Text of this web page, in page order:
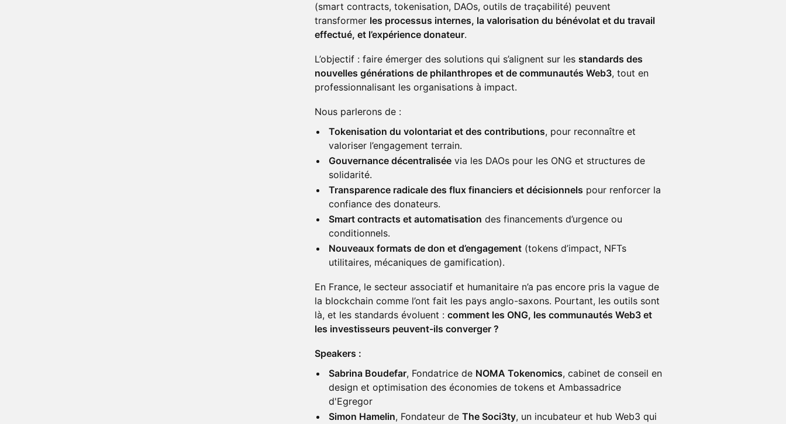
(smart contracts, tokenisation, DAOs, outils de traçabilité) peuvent
transformer les processus internes, la valorisation du bénévolat et du travail
effectué, et l’expérience donateur.
L’objectif : faire émerger des solutions qui s’alignent sur les standards des
nouvelles générations de philanthropes et de communautés Web3, tout en
professionnalisant les organisations à impact.
Nous parlerons de :
Tokenisation du volontariat et des contributions, pour reconnaître et
valoriser l’engagement terrain.
Gouvernance décentralisée via les DAOs pour les ONG et structures de
solidarité.
Transparence radicale des flux financiers et décisionnels pour renforcer la
confiance des donateurs.
Smart contracts et automatisation des financements d’urgence ou
conditionnels.
Nouveaux formats de don et d’engagement (tokens d’impact, NFTs
utilitaires, mécaniques de gamification).
En France, le secteur associatif et humanitaire n’a pas encore pris la vague de
la blockchain comme l’ont fait les pays anglo-saxons. Pourtant, les outils sont
là, et les standards évoluent : comment les ONG, les communautés Web3 et
les investisseurs peuvent-ils converger ?
Speakers :
Sabrina Boudefar, Fondatrice de NOMA Tokenomics, cabinet de conseil en
design et optimisation des économies de tokens et Ambassadrice
d'Egregor
Simon Hamelin, Fondateur de The Soci3ty, un incubateur et hub Web3 qui